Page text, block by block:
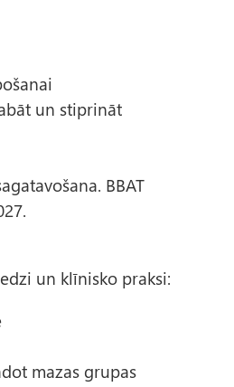
un stiprināt
BBAT
un klīnisko praksi:
mazas grupas